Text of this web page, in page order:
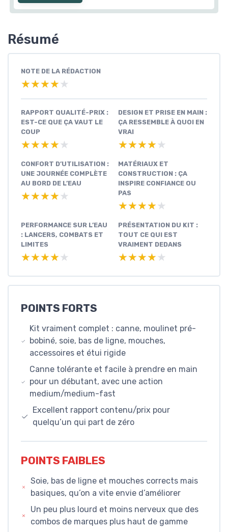
Résumé
NOTE DE LA RÉDACTION
★★★★★
★★★★★
RAPPORT QUALITÉ-PRIX :
EST-CE QUE ÇA VAUT LE
COUP
★★★★★
★★★★★
DESIGN ET PRISE EN MAIN :
ÇA RESSEMBLE À QUOI EN
VRAI
★★★★★
★★★★★
CONFORT D’UTILISATION :
UNE JOURNÉE COMPLÈTE
AU BORD DE L’EAU
★★★★★
★★★★★
MATÉRIAUX ET
CONSTRUCTION : ÇA
INSPIRE CONFIANCE OU
PAS
★★★★★
★★★★★
PERFORMANCE SUR L’EAU
: LANCERS, COMBATS ET
LIMITES
★★★★★
★★★★★
PRÉSENTATION DU KIT :
TOUT CE QUI EST
VRAIMENT DEDANS
★★★★★
★★★★★
POINTS FORTS
Kit vraiment complet : canne, moulinet pré-
bobiné, soie, bas de ligne, mouches,
accessoires et étui rigide
Canne tolérante et facile à prendre en main
pour un débutant, avec une action
medium/medium-fast
Excellent rapport contenu/prix pour
quelqu’un qui part de zéro
POINTS FAIBLES
Soie, bas de ligne et mouches corrects mais
basiques, qu’on a vite envie d’améliorer
Un peu plus lourd et moins nerveux que des
combos de marques plus haut de gamme